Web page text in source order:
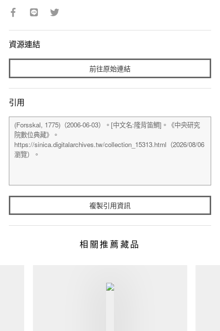
資源連結
前往原始連結
引用
複製引用資訊
相關推薦藏品